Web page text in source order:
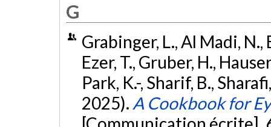
G
Grabinger, L., Al Madi, N.,
Ezer, T., Gruber, H.,
Park, K.-, Sharif, B.,
2025). A Cookbook for